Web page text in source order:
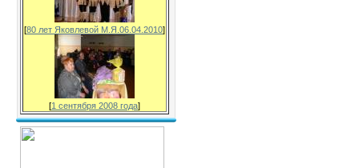
[80 лет Яковлевой М.Я.06.04.2010]
[1 сентября 2008 года]